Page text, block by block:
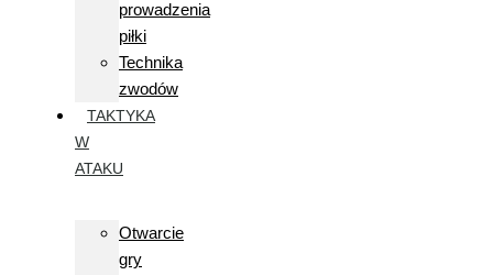
prowadzenia
piłki
Technika
zwodów
TAKTYKA
W
ATAKU
Otwarcie
gry